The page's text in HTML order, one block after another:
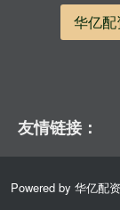
华亿
友情链接：
Powered by 华亿配